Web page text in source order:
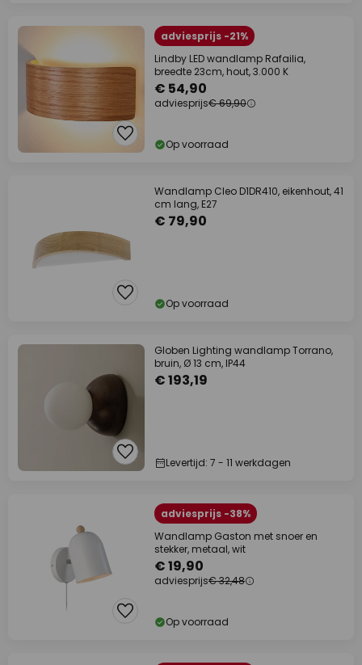
adviesprijs -21%
Lindby LED wandlamp Rafailia,
breedte 23cm, hout, 3.000 K
€ 54,90
adviesprijs€ 69,90
Op voorraad
Wandlamp Cleo D1DR410, eikenhout, 41
cm lang, E27
€ 79,90
Op voorraad
Globen Lighting wandlamp Torrano,
bruin, Ø 13 cm, IP44
€ 193,19
Levertijd: 7 - 11 werkdagen
adviesprijs -38%
Wandlamp Gaston met snoer en
stekker, metaal, wit
€ 19,90
adviesprijs€ 32,48
Op voorraad